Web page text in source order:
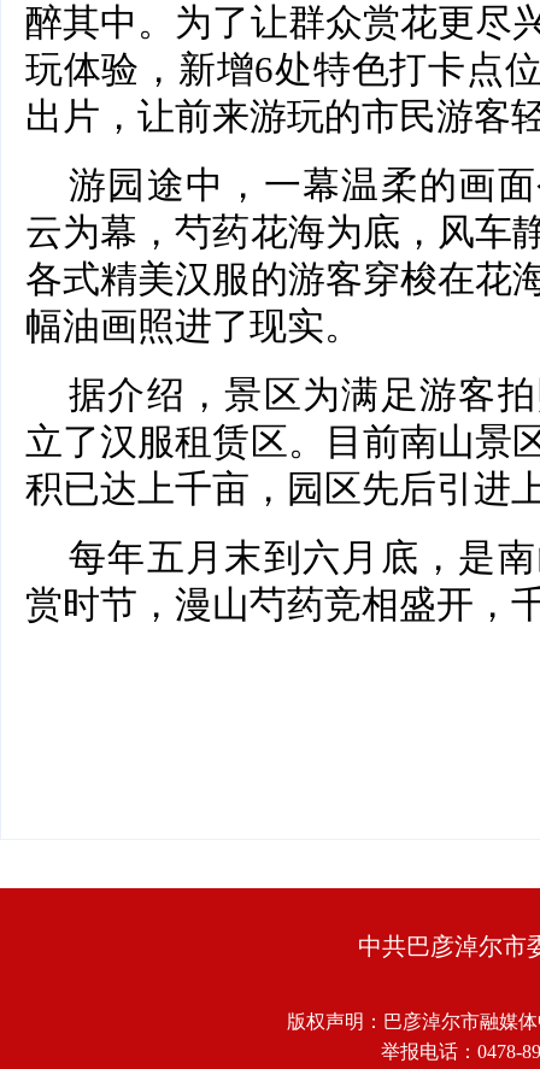
醉其中。为了让群众赏花更尽
玩体验，新增6处特色打卡点
出片，让前来游玩的市民游客
游园途中，一幕温柔的画
云为幕，芍药花海为底，风车
各式精美汉服的游客穿梭在花
幅油画照进了现实。
据介绍，景区为满足游客
立了汉服租赁区。目前南山景
积已达上千亩，园区先后引进
每年五月末到六月底，是
赏时节，漫山芍药竞相盛开，
中共巴彦淖尔市
版权声明：巴彦淖尔市融媒
举报电话：0478-